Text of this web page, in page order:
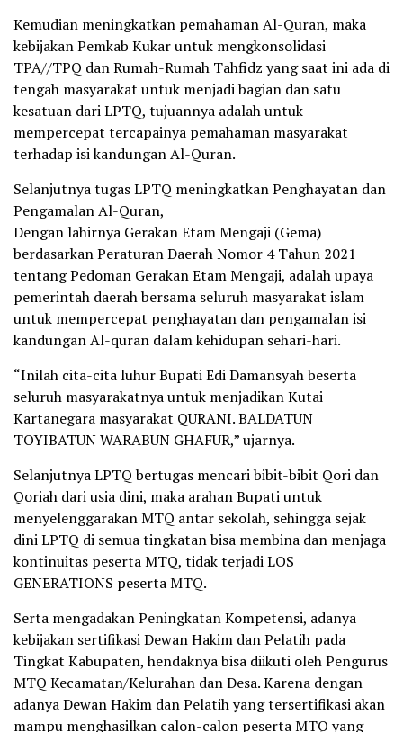
Kemudian meningkatkan pemahaman Al-Quran, maka
kebijakan Pemkab Kukar untuk mengkonsolidasi
TPA//TPQ dan Rumah-Rumah Tahfidz yang saat ini ada di
tengah masyarakat untuk menjadi bagian dan satu
kesatuan dari LPTQ, tujuannya adalah untuk
mempercepat tercapainya pemahaman masyarakat
terhadap isi kandungan Al-Quran.
Selanjutnya tugas LPTQ meningkatkan Penghayatan dan
Pengamalan Al-Quran,
Dengan lahirnya Gerakan Etam Mengaji (Gema)
berdasarkan Peraturan Daerah Nomor 4 Tahun 2021
tentang Pedoman Gerakan Etam Mengaji, adalah upaya
pemerintah daerah bersama seluruh masyarakat islam
untuk mempercepat penghayatan dan pengamalan isi
kandungan Al-quran dalam kehidupan sehari-hari.
“Inilah cita-cita luhur Bupati Edi Damansyah beserta
seluruh masyarakatnya untuk menjadikan Kutai
Kartanegara masyarakat QURANI. BALDATUN
TOYIBATUN WARABUN GHAFUR,” ujarnya.
Selanjutnya LPTQ bertugas mencari bibit-bibit Qori dan
Qoriah dari usia dini, maka arahan Bupati untuk
menyelenggarakan MTQ antar sekolah, sehingga sejak
dini LPTQ di semua tingkatan bisa membina dan menjaga
kontinuitas peserta MTQ, tidak terjadi LOS
GENERATIONS peserta MTQ.
Serta mengadakan Peningkatan Kompetensi, adanya
kebijakan sertifikasi Dewan Hakim dan Pelatih pada
Tingkat Kabupaten, hendaknya bisa diikuti oleh Pengurus
MTQ Kecamatan/Kelurahan dan Desa. Karena dengan
adanya Dewan Hakim dan Pelatih yang tersertifikasi akan
mampu menghasilkan calon-calon peserta MTQ yang